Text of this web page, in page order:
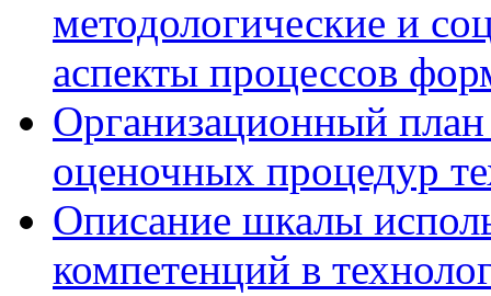
методологические и
аспекты процессов
Организационный
оценочных процедур
Описание шкалы
компетенций в